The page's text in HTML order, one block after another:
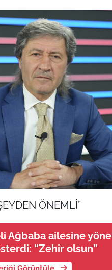
ÖNEMLİ”
Ağbaba ailesine
“Zehir olsun”